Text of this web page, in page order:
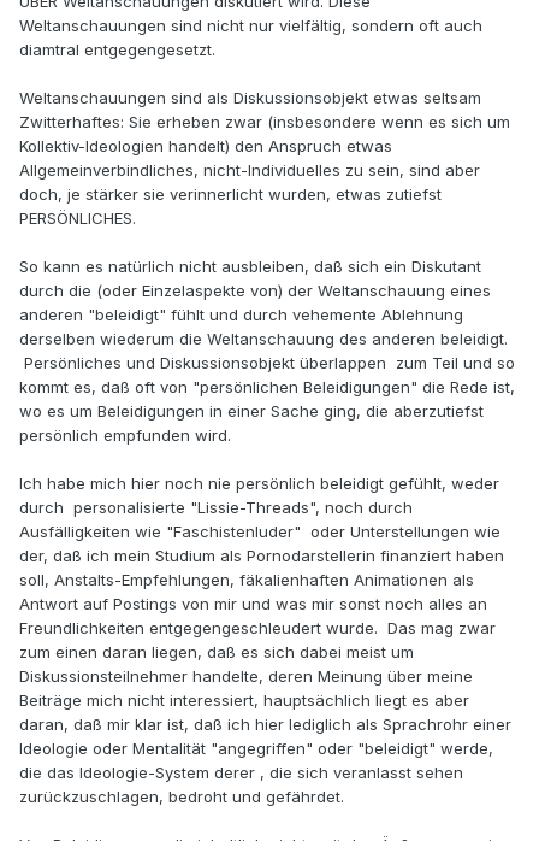
Weltanschauungen sind nicht nur vielfältig, sondern oft auch
diamtral entgegengesetzt.
Weltanschauungen sind als Diskussionsobjekt etwas seltsam
Zwitterhaftes: Sie erheben zwar (insbesondere wenn es sich um
Kollektiv-Ideologien handelt) den Anspruch etwas
Allgemeinverbindliches, nicht-Individuelles zu sein, sind aber
doch, je stärker sie verinnerlicht wurden, etwas zutiefst
PERSÖNLICHES.
So kann es natürlich nicht ausbleiben, daß sich ein Diskutant
durch die (oder Einzelaspekte von) der Weltanschauung eines
anderen "beleidigt" fühlt und durch vehemente Ablehnung
derselben wiederum die Weltanschauung des anderen beleidigt.
Persönliches und Diskussionsobjekt überlappen zum Teil und so
kommt es, daß oft von "persönlichen Beleidigungen" die Rede ist,
wo es um Beleidigungen in einer Sache ging, die aberzutiefst
persönlich empfunden wird.
Ich habe mich hier noch nie persönlich beleidigt gefühlt, weder
durch personalisierte "Lissie-Threads", noch durch
Ausfälligkeiten wie "Faschistenluder" oder Unterstellungen wie
der, daß ich mein Studium als Pornodarstellerin finanziert haben
soll, Anstalts-Empfehlungen, fäkalienhaften Animationen als
Antwort auf Postings von mir und was mir sonst noch alles an
Freundlichkeiten entgegengeschleudert wurde. Das mag zwar
zum einen daran liegen, daß es sich dabei meist um
Diskussionsteilnehmer handelte, deren Meinung über meine
Beiträge mich nicht interessiert, hauptsächlich liegt es aber
daran, daß mir klar ist, daß ich hier lediglich als Sprachrohr einer
Ideologie oder Mentalität "angegriffen" oder "beleidigt" werde,
die das Ideologie-System derer , die sich veranlasst sehen
zurückzuschlagen, bedroht und gefährdet.